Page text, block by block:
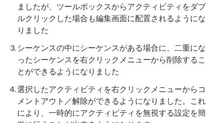
ましたが、ツールボックスからアクティビティをダブ
ルクリックした場合も編集画面に配置されるようにな
りました
シーケンスの中にシーケンスがある場合に、二重にな
ったシーケンスを右クリックメニューから削除するこ
とができるようになりました
選択したアクティビティを右クリックメニューからコ
メントアウト／解除ができるようになりました。これ
により、一時的にアクティビティを無視する設定を簡